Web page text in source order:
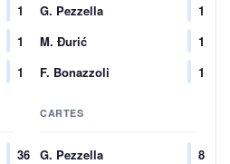
1
1
1
G. Pezzella
1
M. Đurić
1
F. Bonazzoli
1
36
CARTES
G. Pezzella
8